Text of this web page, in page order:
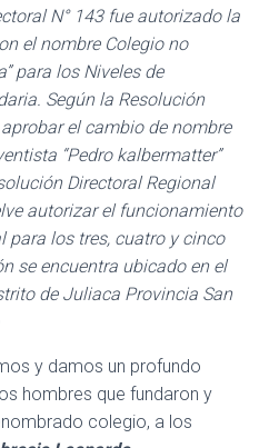
N° 143 fue autorizado la
el nombre Colegio no
para los Niveles de
Según la Resolución
el cambio de nombre
“Pedro kalbermatter”
Directoral Regional
autorizar el funcionamiento
para los tres, cuatro y cinco
se encuentra ubicado en el
de Juliaca Provincia San
y damos un profundo
hombres que fundaron y
colegio, a los